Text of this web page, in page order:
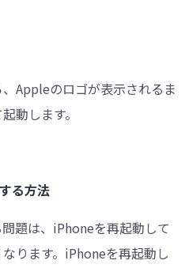
Appleのロゴが表示されるま
動します。
る方法
題は、iPhoneを再起動して
ります。iPhoneを再起動し